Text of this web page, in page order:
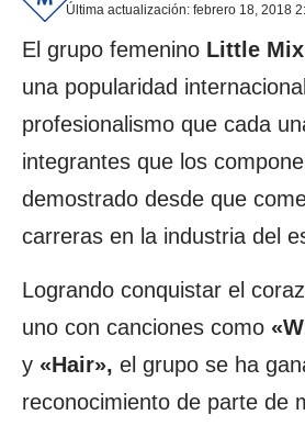
Última actualización: febrero 18, 2018
El grupo femenino Little Mix
una popularidad
profesionalismo que cada
integrantes que los
demostrado desde que
carreras en la industria del
Logrando conquistar el
uno con canciones como
y «Hair», el grupo se ha
reconocimiento de parte de